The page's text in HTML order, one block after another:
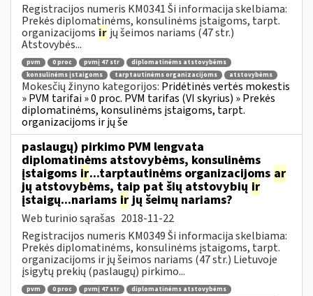
Registracijos numeris KM0341 Ši informacija skelbiama:
Prekės diplomatinėms, konsulinėms įstaigoms, tarpt.
organizacijoms ir jų šeimos nariams (47 str.)
Atstovybės...
pvm 0 proc pvmį 47 str
diplomatinėms atstovybėms
konsulinėms įstaigoms
tarptautinėms organizacijoms atstovybėms
Mokesčių žinyno kategorijos: Pridėtinės vertės mokestis
» PVM tarifai » 0 proc. PVM tarifas (VI skyrius) » Prekės
diplomatinėms, konsulinėms įstaigoms, tarpt.
organizacijoms ir jų še
paslaugų) pirkimo PVM lengvata
diplomatinėms atstovybėms, konsulinėms
įstaigoms ir...tarptautinėms organizacijoms ar
jų atstovybėms, taip pat šių atstovybių ir
įstaigų...nariams irjų šeimų nariams?
Web turinio sąrašas 2018-11-22
Registracijos numeris KM0349 Ši informacija skelbiama:
Prekės diplomatinėms, konsulinėms įstaigoms, tarpt.
organizacijoms ir jų šeimos nariams (47 str.) Lietuvoje
įsigytų prekių (paslaugų) pirkimo...
pvm 0 proc pvmį 47 str
diplomatinėms atstovybėms